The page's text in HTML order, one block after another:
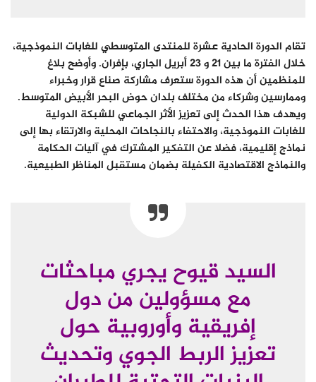
تقام الدورة الحادية عشرة للمنتدى المتوسطي للغابات النموذجية،
خلال الفترة ما بين 21 و 23 أبريل الجاري، بإفران. وأوضح بلاغ
للمنظمين أن هذه الدورة ستعرف مشاركة صناع قرار وخبراء
وممارسين وشركاء من مختلف بلدان حوض البحر الأبيض المتوسط.
ويهدف هذا الحدث إلى تعزيز الأثر الجماعي للشبكة الدولية
للغابات النموذجية، والاحتفاء بالنجاحات المحلية والارتقاء بها إلى
نماذج إقليمية، فضلا عن التفكير المشترك في آليات الحكامة
والنماذج الاقتصادية الكفيلة بضمان مستقبل المناظر الطبيعية.
السيد قيوح يجري مباحثات
مع مسؤولين من دول
إفريقية وأوروبية حول
تعزيز الربط الجوي وتحديث